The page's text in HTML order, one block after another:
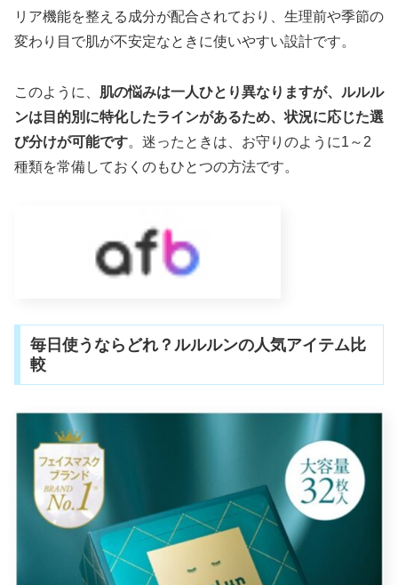
リア機能を整える成分が配合されており、生理前や季節の
変わり目で肌が不安定なときに使いやすい設計です。
このように、 肌の悩みは一人ひとり異なりますが、ルルル
ンは目的別に特化したラインがあるため、状況に応じた選
び分けが可能です。迷ったときは、お守りのように1～2
種類を常備しておくのもひとつの方法です。
毎日使うならどれ？ルルルンの人気アイテム比
較